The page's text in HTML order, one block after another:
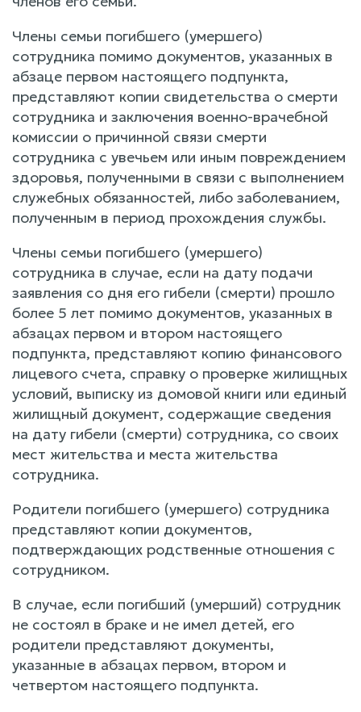
Члены семьи погибшего (умершего)
сотрудника помимо документов, указанных в
абзаце первом настоящего подпункта,
представляют копии свидетельства о смерти
сотрудника и заключения военно-врачебной
комиссии о причинной связи смерти
сотрудника с увечьем или иным повреждением
здоровья, полученными в связи с выполнением
служебных обязанностей, либо заболеванием,
полученным в период прохождения службы.
Члены семьи погибшего (умершего)
сотрудника в случае, если на дату подачи
заявления со дня его гибели (смерти) прошло
более 5 лет помимо документов, указанных в
абзацах первом и втором настоящего
подпункта, представляют копию финансового
лицевого счета, справку о проверке жилищных
условий, выписку из домовой книги или единый
жилищный документ, содержащие сведения
на дату гибели (смерти) сотрудника, со своих
мест жительства и места жительства
сотрудника.
Родители погибшего (умершего) сотрудника
представляют копии документов,
подтверждающих родственные отношения с
сотрудником.
В случае, если погибший (умерший) сотрудник
не состоял в браке и не имел детей, его
родители представляют документы,
указанные в абзацах первом, втором и
четвертом настоящего подпункта.